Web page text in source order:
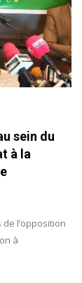
sein du
à la
l’opposition
à